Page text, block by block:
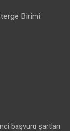
Birimi
başvuru şartları